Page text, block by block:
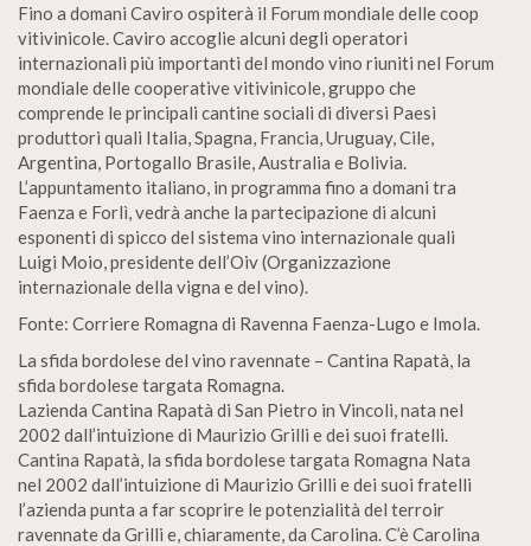
Fino a domani Caviro ospiterà il Forum mondiale delle coop
vitivinicole. Caviro accoglie alcuni degli operatori
internazionali più importanti del mondo vino riuniti nel Forum
mondiale delle cooperative vitivinicole, gruppo che
comprende le principali cantine sociali di diversi Paesi
produttori quali Italia, Spagna, Francia, Uruguay, Cile,
Argentina, Portogallo Brasile, Australia e Bolivia.
L’appuntamento italiano, in programma fino a domani tra
Faenza e Forlì, vedrà anche la partecipazione di alcuni
esponenti di spicco del sistema vino internazionale quali
Luigi Moio, presidente dell’Oiv (Organizzazione
internazionale della vigna e del vino).
Fonte: Corriere Romagna di Ravenna Faenza-Lugo e Imola.
La sfida bordolese del vino ravennate – Cantina Rapatà, la
sfida bordolese targata Romagna.
Lazienda Cantina Rapatà di San Pietro in Vincoli, nata nel
2002 dall’intuizione di Maurizio Grilli e dei suoi fratelli.
Cantina Rapatà, la sfida bordolese targata Romagna Nata
nel 2002 dall’intuizione di Maurizio Grilli e dei suoi fratelli
l’azienda punta a far scoprire le potenzialità del terroir
ravennate da Grilli e, chiaramente, da Carolina. C’è Carolina